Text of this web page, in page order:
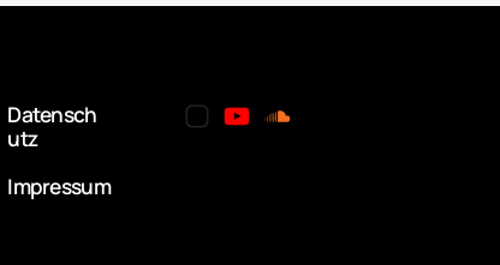
Datensch
utz
Impressum